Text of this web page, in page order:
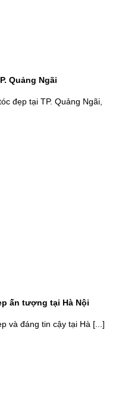
Quảng Ngãi
đẹp tại TP. Quảng Ngãi,
ấn tượng tại Hà Nội
và đáng tin cậy tại Hà [...]